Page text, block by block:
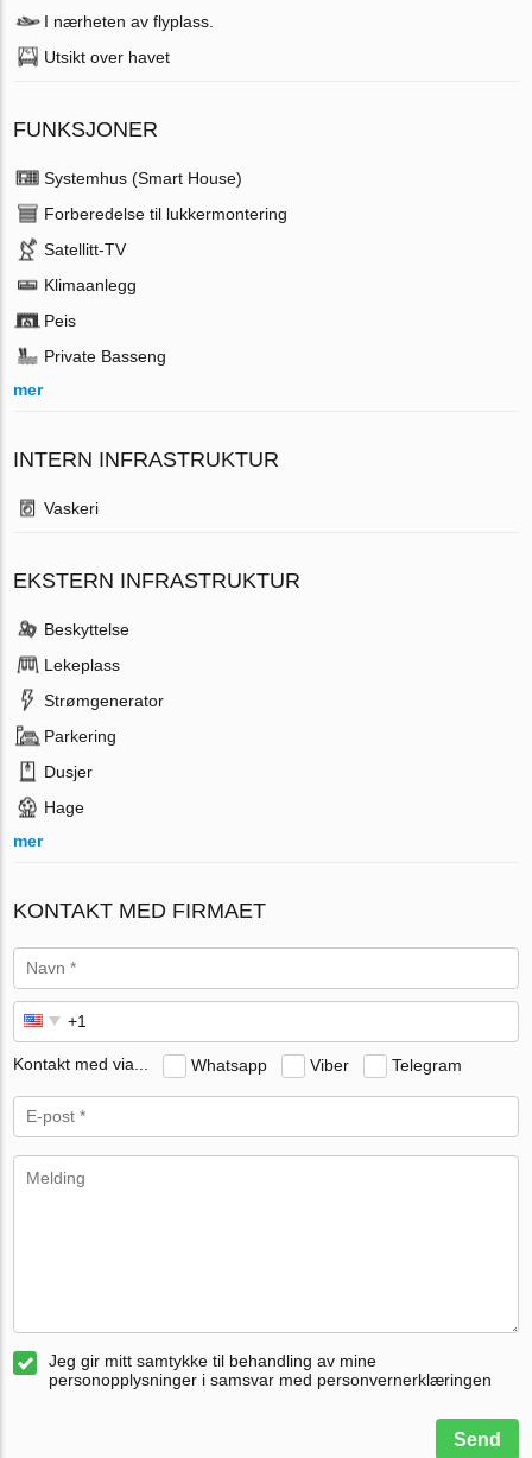
I nærheten av flyplass.
Utsikt over havet
FUNKSJONER
Systemhus (Smart House)
Forberedelse til lukkermontering
Satellitt-TV
Klimaanlegg
Peis
Private Basseng
mer
INTERN INFRASTRUKTUR
Vaskeri
EKSTERN INFRASTRUKTUR
Beskyttelse
Lekeplass
Strømgenerator
Parkering
Dusjer
Hage
mer
KONTAKT MED FIRMAET
Kontakt med via... Whatsapp Viber Telegram
Jeg gir mitt samtykke til behandling av mine
personopplysninger i samsvar med personvernerklæringen
Send